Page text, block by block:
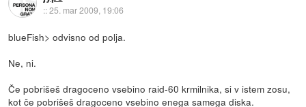
::25. mar 2009, 19:06
blueFish> odvisno od polja.
Ne, ni.
Če pobrišeš dragoceno vsebino raid-60 krmilnika, si v istem zosu,
kot če pobrišeš dragoceno vsebino enega samega diska.